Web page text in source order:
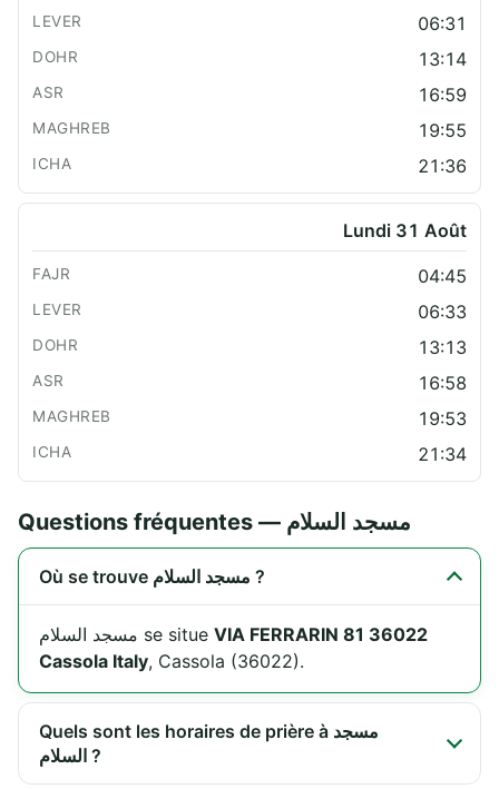
06:31
13:14
16:59
19:55
21:36
Lundi 31 Août
04:45
06:33
13:13
16:58
19:53
21:34
Questions fréquentes — مسجد السلام
Où se trouve مسجد السلام ?
مسجد السلام se situe VIA FERRARIN 81 36022
Cassola Italy, Cassola (36022).
Quels sont les horaires de prière à مسجد
السلام ?